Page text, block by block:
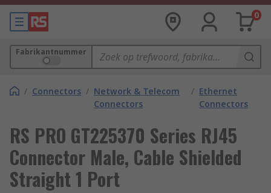
0
Fabrikantnummer
/ Connectors / Network & Telecom
Connectors
/ Ethernet
Connectors
RS PRO GT225370 Series RJ45
Connector Male, Cable Shielded
Straight 1 Port